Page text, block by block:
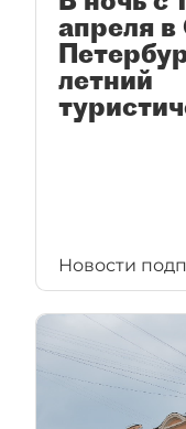
апреля в
летний
Новости